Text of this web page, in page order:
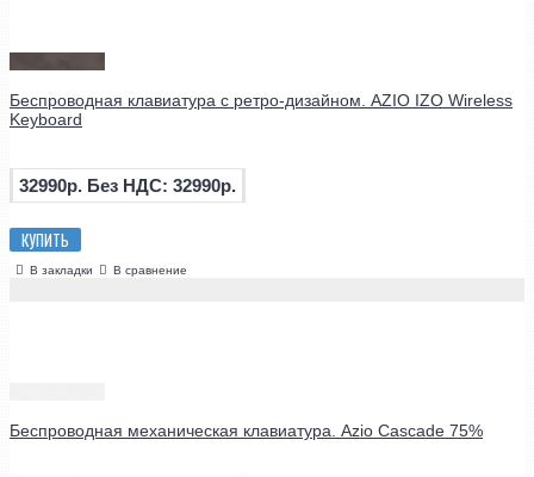
Беспроводная клавиатура с ретро-дизайном. AZIO IZO Wireless
Keyboard
32990р. Без НДС: 32990р.
КУПИТЬ
В закладки В сравнение
Беспроводная механическая клавиатура. Azio Cascade 75%